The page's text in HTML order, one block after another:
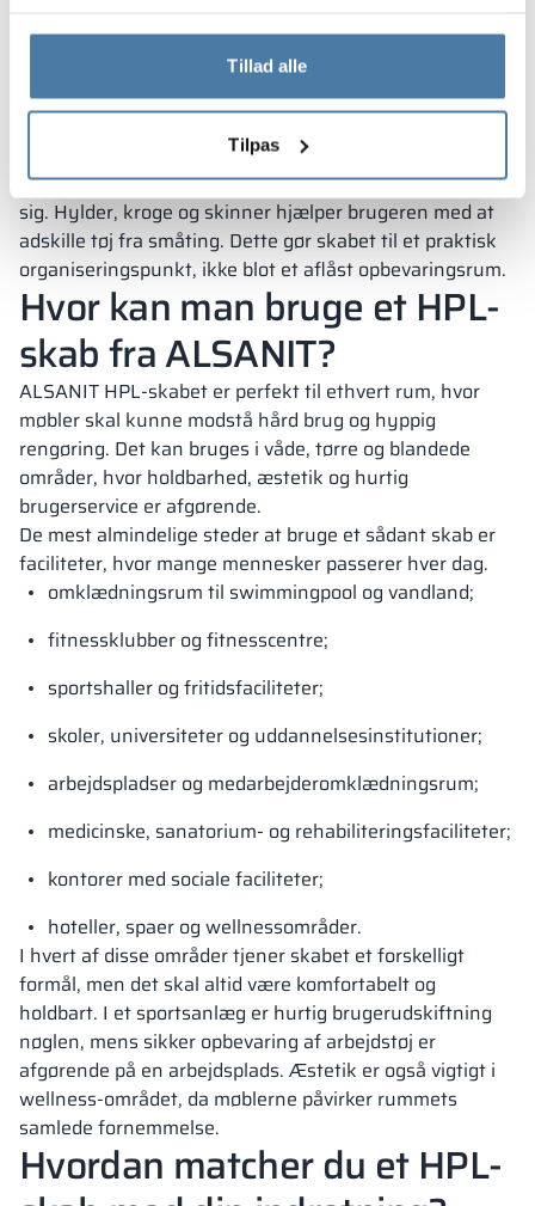
Tillad alle
Tilpas
håndklæder, sportstøj, fodtøj eller pooludstyr ender.
Dette er en betydelig fordel for ledere, der ønsker at
reducere rengøringstiden.
kabinet fremmer luftcirkulationen i rummet, mens den
flade bund reducerer områder, hvor snavs kan samle
sig. Hylder, kroge og skinner hjælper brugeren med at
adskille tøj fra småting. Dette gør skabet til et praktisk
organiseringspunkt, ikke blot et aflåst opbevaringsrum.
Hvor kan man bruge et HPL-
skab fra ALSANIT?
ALSANIT HPL-skabet er perfekt til ethvert rum, hvor
møbler skal kunne modstå hård brug og hyppig
rengøring. Det kan bruges i våde, tørre og blandede
områder, hvor holdbarhed, æstetik og hurtig
brugerservice er afgørende.
De mest almindelige steder at bruge et sådant skab er
faciliteter, hvor mange mennesker passerer hver dag.
omklædningsrum til swimmingpool og vandland;
fitnessklubber og fitnesscentre;
sportshaller og fritidsfaciliteter;
skoler, universiteter og uddannelsesinstitutioner;
arbejdspladser og medarbejderomklædningsrum;
medicinske, sanatorium- og rehabiliteringsfaciliteter;
kontorer med sociale faciliteter;
hoteller, spaer og wellnessområder.
I hvert af disse områder tjener skabet et forskelligt
formål, men det skal altid være komfortabelt og
holdbart. I et sportsanlæg er hurtig brugerudskiftning
nøglen, mens sikker opbevaring af arbejdstøj er
afgørende på en arbejdsplads. Æstetik er også vigtigt i
wellness-området, da møblerne påvirker rummets
samlede fornemmelse.
Hvordan matcher du et HPL-